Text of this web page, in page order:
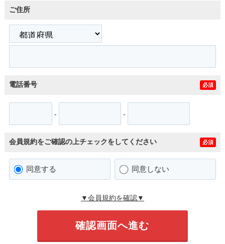
ご住所
電話番号 必須
- -
会員規約をご確認の上チェックをしてください 必須
同意する 同意しない
▼会員規約を確認▼